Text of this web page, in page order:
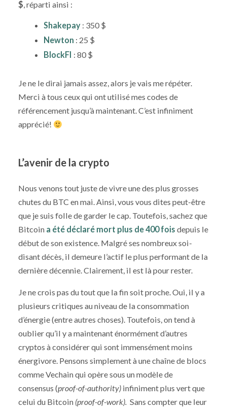
$, réparti ainsi :
Shakepay: 350 $
Newton : 25 $
BlockFI : 80 $
Je ne le dirai jamais assez, alors je vais me répéter.
Merci à tous ceux qui ont utilisé mes codes de
référencement jusqu’à maintenant. C’est infiniment
apprécié!
L’avenir de la crypto
Nous venons tout juste de vivre une des plus grosses
chutes du BTC en mai. Ainsi, vous vous dites peut-être
que je suis folle de garder le cap. Toutefois, sachez que
Bitcoin a été déclaré mort plus de 400 fois depuis le
début de son existence. Malgré ses nombreux soi-
disant décès, il demeure l’actif le plus performant de la
dernière décennie. Clairement, il est là pour rester.
Je ne crois pas du tout que la fin soit proche. Oui, il y a
plusieurs critiques au niveau de la consommation
d’énergie (entre autres choses). Toutefois, on tend à
oublier qu’il y a maintenant énormément d’autres
cryptos à considérer qui sont immensément moins
énergivore. Pensons simplement à une chaîne de blocs
comme Vechain qui opère sous un modèle de
consensus (proof-of-authority)infiniment plus vert que
celui du Bitcoin (proof-of-work).Sans compter que leur